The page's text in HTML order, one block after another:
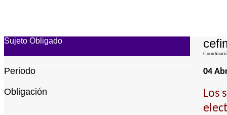
Sujeto Obligado
Periodo 04
Obligación
Los